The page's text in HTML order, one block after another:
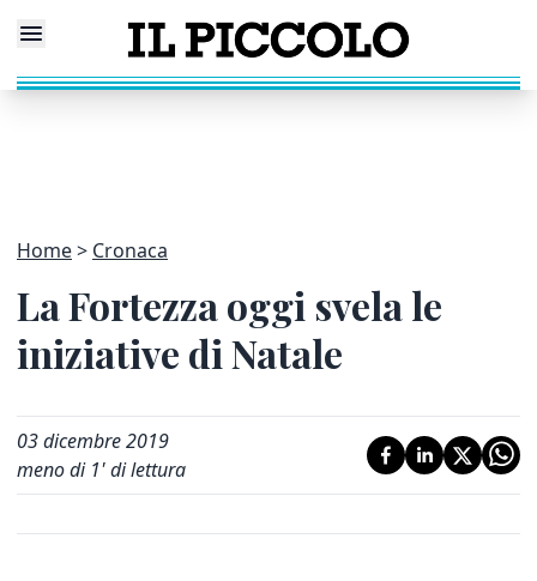
Home Cronaca
La Fortezza oggi svela le
iniziative di Natale
03 dicembre 2019
meno di 1' di lettura